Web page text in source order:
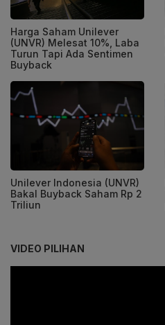
Harga Saham Unilever
(UNVR) Melesat 10%, Laba
Turun Tapi Ada Sentimen
Buyback
Unilever Indonesia (UNVR)
Bakal Buyback Saham Rp 2
Triliun
VIDEO PILIHAN